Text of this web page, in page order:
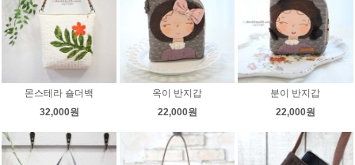
몬스테라 숄더백
32,000원
옥이 반지갑
22,000원
분이 반지갑
22,000원